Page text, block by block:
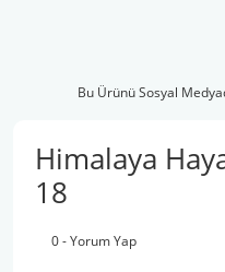
Bu Ürünü Sosyal
Himalaya
18
0 - Yorum Yap